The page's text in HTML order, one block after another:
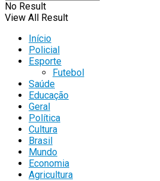
No Result
View All Result
Início
Policial
Esporte
Futebol
Saúde
Educação
Geral
Política
Cultura
Brasil
Mundo
Economia
Agricultura